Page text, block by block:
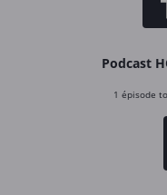
Podcast
1 épisode